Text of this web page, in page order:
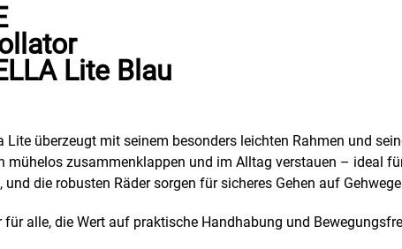
Lite Blau
Lite überzeugt mit seinem besonders leichten Rahmen und
mühelos zusammenklappen und im Alltag verstauen – ideal
und die robusten Räder sorgen für sicheres Gehen auf
für alle, die Wert auf praktische Handhabung und